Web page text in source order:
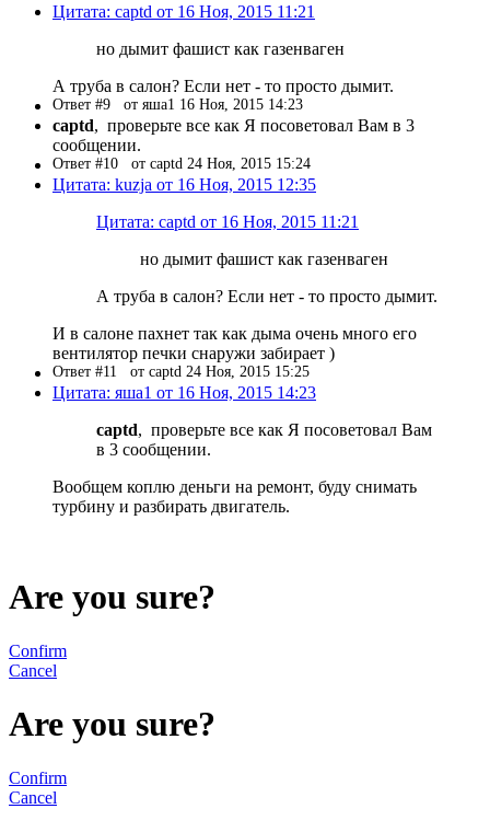
Цитата: captd от 16 Ноя, 2015 11:21
но дымит фашист как газенваген
А труба в салон? Если нет - то просто дымит.
Ответ #9 от яша1 16 Ноя, 2015 14:23
captd, проверьте все как Я посоветовал Вам в 3
сообщении.
Ответ #10 от captd 24 Ноя, 2015 15:24
Цитата: kuzja от 16 Ноя, 2015 12:35
Цитата: captd от 16 Ноя, 2015 11:21
но дымит фашист как газенваген
А труба в салон? Если нет - то просто дымит.
И в салоне пахнет так как дыма очень много его
вентилятор печки снаружи забирает )
Ответ #11 от captd 24 Ноя, 2015 15:25
Цитата: яша1 от 16 Ноя, 2015 14:23
captd, проверьте все как Я посоветовал Вам
в 3 сообщении.
Вообщем коплю деньги на ремонт, буду снимать
турбину и разбирать двигатель.
Are you sure?
Confirm
Cancel
Are you sure?
Confirm
Cancel